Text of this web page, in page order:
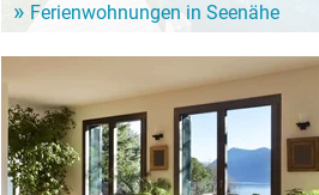
Ferienwohnungen in Seenähe
See sind eine günstige Alternative für den